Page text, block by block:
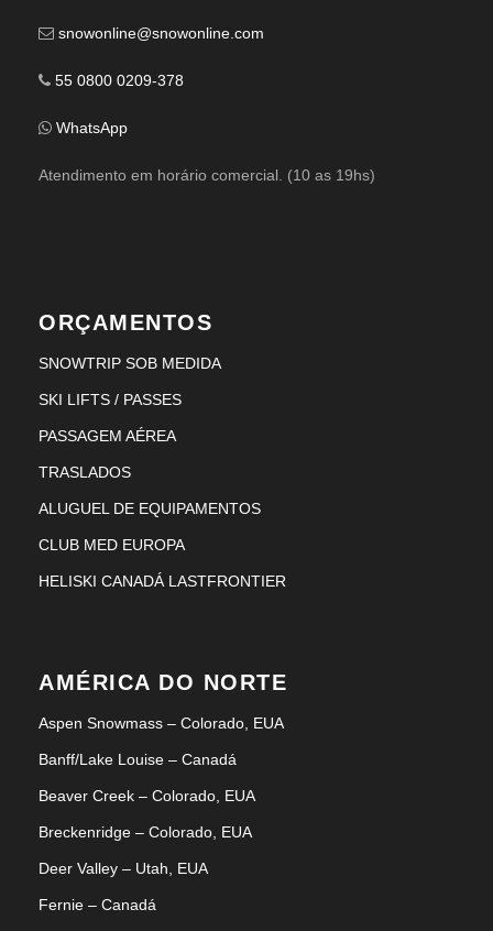
snowonline@snowonline.com
55 0800 0209-378
WhatsApp
Atendimento em horário comercial. (10 as 19hs)
ORÇAMENTOS
SNOWTRIP SOB MEDIDA
SKI LIFTS / PASSES
PASSAGEM AÉREA
TRASLADOS
ALUGUEL DE EQUIPAMENTOS
CLUB MED EUROPA
HELISKI CANADÁ LASTFRONTIER
AMÉRICA DO NORTE
Aspen Snowmass – Colorado, EUA
Banff/Lake Louise – Canadá
Beaver Creek – Colorado, EUA
Breckenridge – Colorado, EUA
Deer Valley – Utah, EUA
Fernie – Canadá